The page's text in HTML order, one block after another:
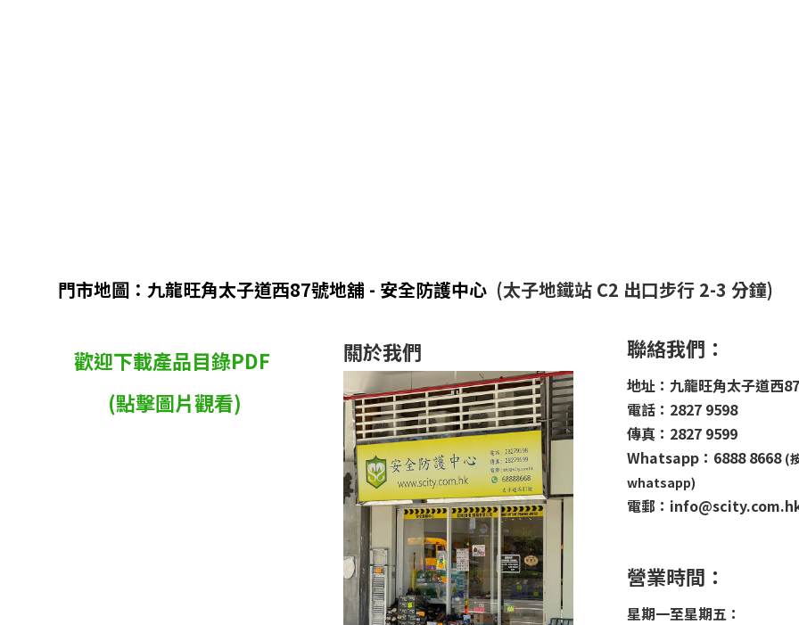
門市地圖：九龍旺角太子道西87號地舖 - 安全防護中心 (太子地鐵站 C2 出口步行 2-3 分鐘)
歡迎下載產品目錄PDF
(點擊圖片觀看)
關於我們 聯絡我們：
地址：九龍旺角太子道西
電話：2827 9598
傳真：2827 9599
Whatsapp：6888 8668 (
whatsapp)
電郵：
營業時間：
星期一至星期五：